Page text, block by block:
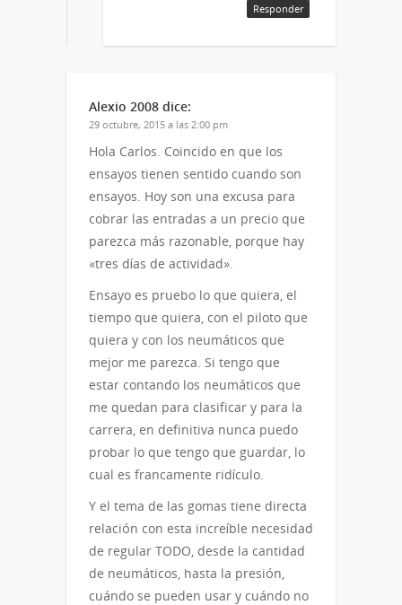
Responder
Alexio 2008 dice:
29 octubre, 2015 a las 2:00 pm
Hola Carlos. Coincido en que los
ensayos tienen sentido cuando son
ensayos. Hoy son una excusa para
cobrar las entradas a un precio que
parezca más razonable, porque hay
«tres días de actividad».
Ensayo es pruebo lo que quiera, el
tiempo que quiera, con el piloto que
quiera y con los neumáticos que
mejor me parezca. Si tengo que
estar contando los neumáticos que
me quedan para clasificar y para la
carrera, en definitiva nunca puedo
probar lo que tengo que guardar, lo
cual es francamente ridículo.
Y el tema de las gomas tiene directa
relación con esta increíble necesidad
de regular TODO, desde la cantidad
de neumáticos, hasta la presión,
cuándo se pueden usar y cuándo no